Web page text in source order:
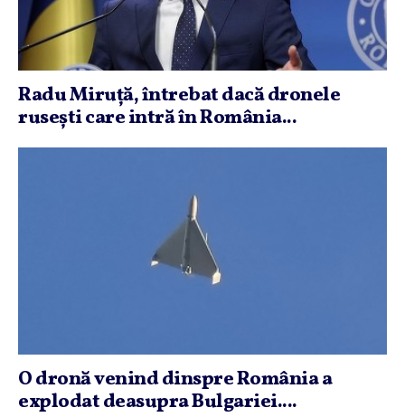
Radu Miruţă, întrebat dacă dronele
ruseşti care intră în România...
O dronă venind dinspre România a
explodat deasupra Bulgariei....